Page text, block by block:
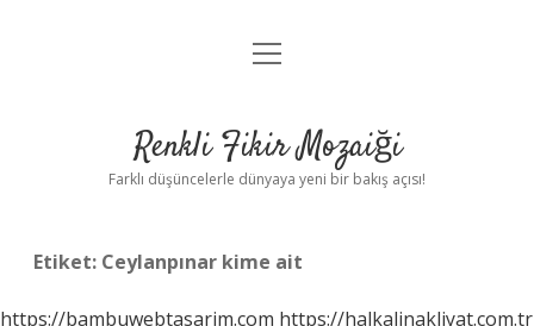
Anasayfa
Yasal Uyarı
menüyü
Renkli Fikir Mozaiği
Farklı düşüncelerle dünyaya yeni bir bakış açısı!
Etiket: Ceylanpınar kime ait
https://bambuwebtasarim.com https://halkalinakliyat.com.tr